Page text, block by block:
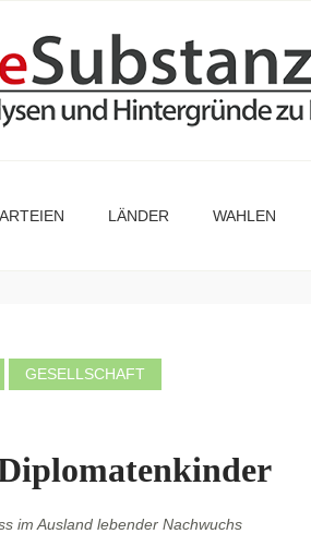
LÄNDER WAHLEN
GESELLSCHAFT
im Ausland lebender Nachwuchs